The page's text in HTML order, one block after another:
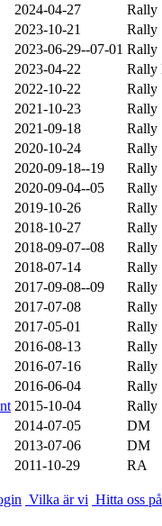
2024-04-27 Rally
2023-10-21 Rally
2023-06-29--07-01 Rally
2023-04-22 Rally
2022-10-22 Rally
2021-10-23 Rally
2021-09-18 Rally
2020-10-24 Rally
2020-09-18--19 Rally
2020-09-04--05 Rally
2019-10-26 Rally
2018-10-27 Rally
2018-09-07--08 Rally
2018-07-14 Rally
2017-09-08--09 Rally
2017-07-08 Rally
2017-05-01 Rally
2016-08-13 Rally
2016-07-16 Rally
2016-06-04 Rally
2015-10-04 Rally
2014-07-05 DM
2013-07-06 DM
2011-10-29 RA
Vilka är vi Hitta oss